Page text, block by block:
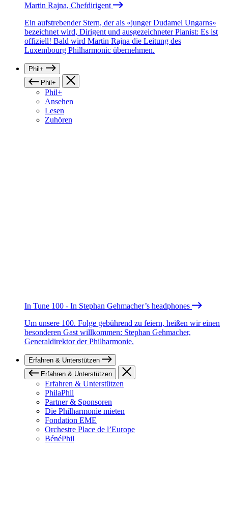
Martin Rajna, Chefdirigent
Ein aufstrebender Stern, der als «junger Dudamel Ungarns»
bezeichnet wird, Dirigent und ausgezeichneter Pianist: Es ist
offiziell! Bald wird Martin Rajna die Leitung des
Luxembourg Philharmonic übernehmen.
Phil+
Phil+
Phil+
Ansehen
Lesen
Zuhören
In Tune 100 - In Stephan Gehmacher’s headphones
Um unsere 100. Folge gebührend zu feiern, heißen wir einen
besonderen Gast willkommen: Stephan Gehmacher,
Generaldirektor der Philharmonie.
Erfahren & Unterstützen
Erfahren & Unterstützen
Erfahren & Unterstützen
PhilaPhil
Partner & Sponsoren
Die Philharmonie mieten
Fondation EME
Orchestre Place de l’Europe
BénéPhil